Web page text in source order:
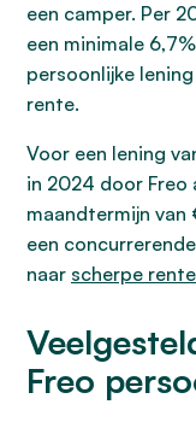
een camper. Per
een minimale
persoonlijke
rente.
Voor een lening
in 2024 door Freo
maandtermijn van
een
naar scherpe
Freo